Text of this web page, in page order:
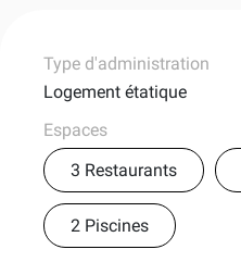
Type d'administration
Logement étatique
Espaces
3 Restaurants
2 Piscines